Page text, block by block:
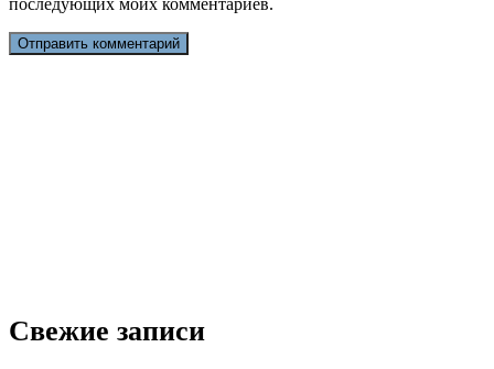
последующих моих комментариев.
Свежие записи